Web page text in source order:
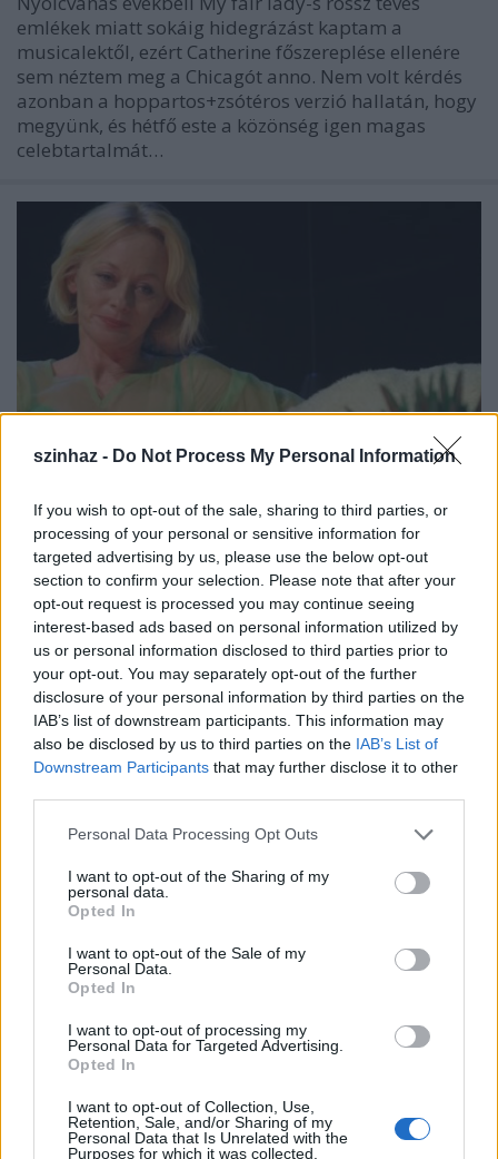
szinhaz - Do Not Process My Personal Information
If you wish to opt-out of the sale, sharing to third parties, or
processing of your personal or sensitive information for
targeted advertising by us, please use the below opt-out
section to confirm your selection. Please note that after your
opt-out request is processed you may continue seeing
interest-based ads based on personal information utilized by
us or personal information disclosed to third parties prior to
your opt-out. You may separately opt-out of the further
disclosure of your personal information by third parties on the
IAB’s list of downstream participants. This information may
also be disclosed by us to third parties on the IAB’s List of
Downstream Participants that may further disclose it to other
Please note that this website/app uses one or more Google
not limited to your visit or usage behaviour. You may click to
grant or deny consent to Google and its third-party tags to
use your data for below specified purposes in below Google
consent section.
Personal Data Processing Opt Outs
I want to opt-out of the Sharing of my
personal data.
Opted In
I want to opt-out of the Sale of my
Personal Data.
Opted In
I want to opt-out of processing my
Personal Data for Targeted Advertising.
Opted In
I want to opt-out of Collection, Use,
Retention, Sale, and/or Sharing of my
Personal Data that Is Unrelated with the
Purposes for which it was collected.
emlékek miatt sokáig hidegrázást kaptam a
musicalektől, ezért Catherine főszereplése ellenére
sem néztem meg a Chicagót anno. Nem volt kérdés
azonban a hoppartos+zsótéros verzió hallatán, hogy
megyünk, és hétfő este a közönség igen magas
celebtartalmát…
Arturo Ui feltartóztatható
felemelkedése - Örkény Színház
drumlin•2010. június 05.
Kincstári alapon be kellene jönnie, hiszen a Poszt
felhozatalának egyik komolyabb és súlyosabb
darabjáról van szó, de valahogy nem találtunk
egymásra az előadással. Ami persze megesik.
Bohémélet – Örkény Színház